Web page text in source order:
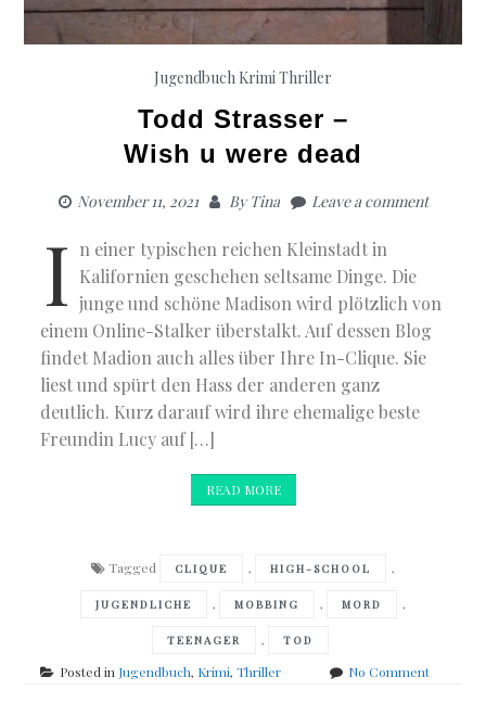
Jugendbuch Krimi Thriller
Todd Strasser –
Wish u were dead
November 11, 2021 ByTina Leave a comment
I n einer typischen reichen Kleinstadt in
Kalifornien geschehen seltsame Dinge. Die
junge und schöne Madison wird plötzlich von
einem Online-Stalker überstalkt. Auf dessen Blog
findet Madion auch alles über Ihre In-Clique. Sie
liest und spürt den Hass der anderen ganz
deutlich. Kurz darauf wird ihre ehemalige beste
Freundin Lucy auf […]
READ MORE
Tagged CLIQUE , HIGH-SCHOOL ,
JUGENDLICHE , MOBBING , MORD ,
TEENAGER , TOD
Posted in Jugendbuch, Krimi,Thriller No Commenton